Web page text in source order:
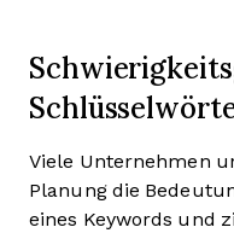
Viele Unternehmen
Planung die
eines Keywords und